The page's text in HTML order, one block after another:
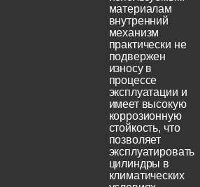
материалам
внутренний
механизм
практически не
подвержен
износу в
процессе
эксплуатации и
имеет высокую
коррозионную
стойкость, что
позволяет
эксплуатировать
цилиндры в
климатических